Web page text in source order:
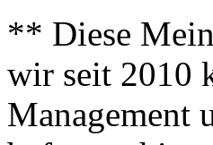
** Diese
wir seit 2010
Management